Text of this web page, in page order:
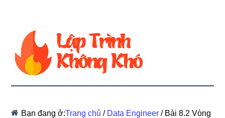
Bạn đang ở:Trang chủ / Data Engineer /Bài 8.2 Vòng